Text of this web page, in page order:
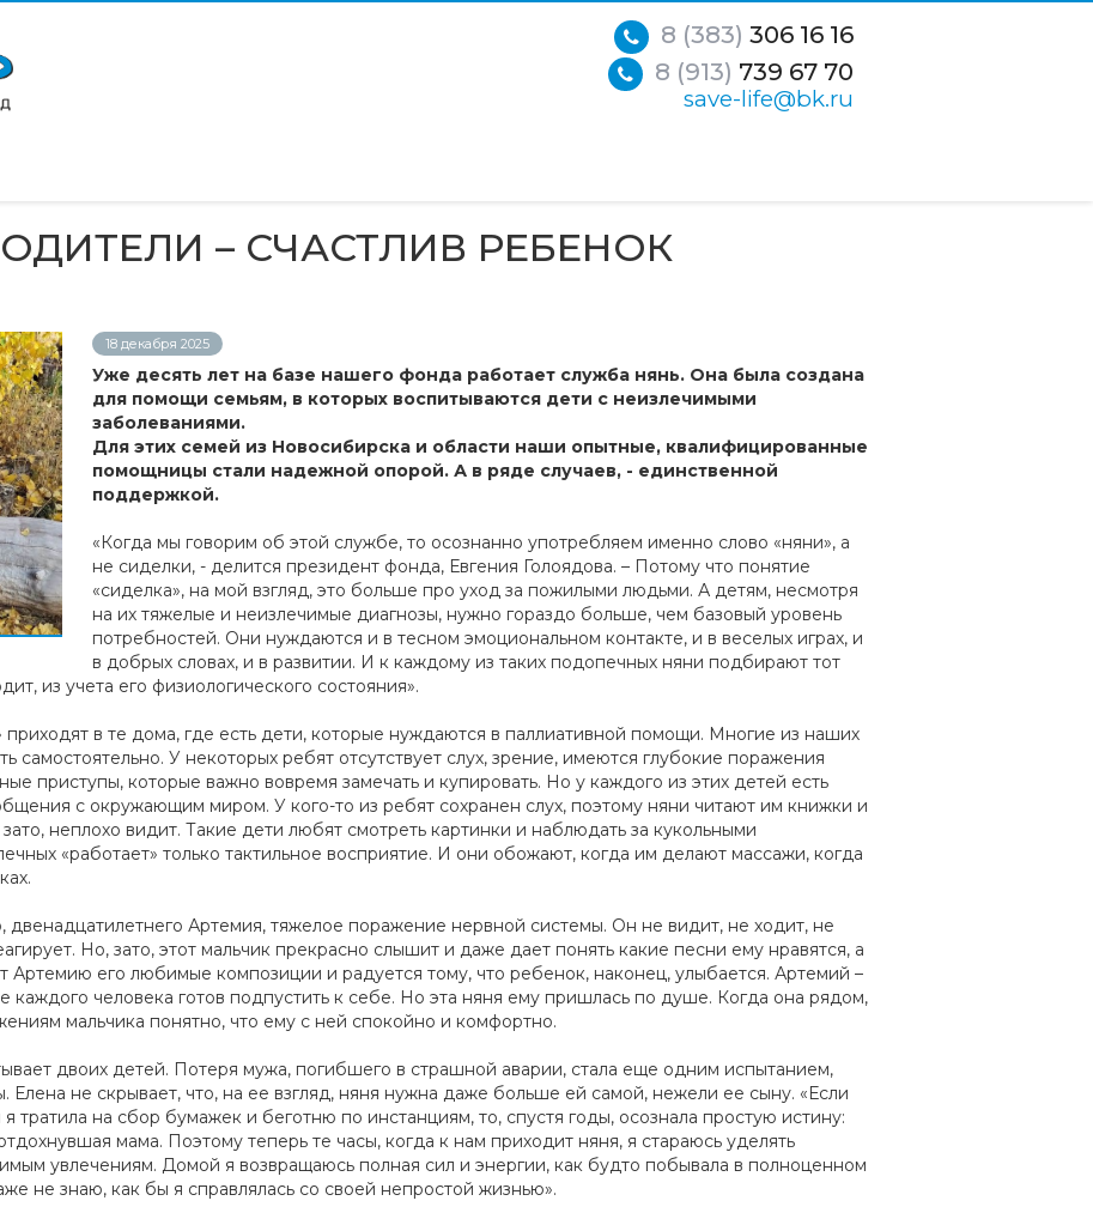
8 (383) 306 16 16
8 (913) 739 67 70
save-life@bk.ru
– СЧАСТЛИВ РЕБЕНОК
18 декабря 2025
Уже десять лет на базе нашего фонда работает служба нянь. Она была создана
для помощи семьям, в которых воспитываются дети с неизлечимыми
заболеваниями.
Для этих семей из Новосибирска и области наши опытные, квалифицированные
помощницы стали надежной опорой. А в ряде случаев, - единственной
поддержкой.
«Когда мы говорим об этой службе, то осознанно употребляем именно слово «няни», а
не сиделки, - делится президент фонда, Евгения Голоядова. – Потому что понятие
«сиделка», на мой взгляд, это больше про уход за пожилыми людьми. А детям, несмотря
на их тяжелые и неизлечимые диагнозы, нужно гораздо больше, чем базовый уровень
потребностей. Они нуждаются и в тесном эмоциональном контакте, и в веселых играх, и
в добрых словах, и в развитии. И к каждому из таких подопечных няни подбирают тот
из учета его физиологического состояния».
в те дома, где есть дети, которые нуждаются в паллиативной помощи. Многие из наших
самостоятельно. У некоторых ребят отсутствует слух, зрение, имеются глубокие поражения
приступы, которые важно вовремя замечать и купировать. Но у каждого из этих детей есть
с окружающим миром. У кого-то из ребят сохранен слух, поэтому няни читают им книжки и
неплохо видит. Такие дети любят смотреть картинки и наблюдать за кукольными
«работает» только тактильное восприятие. И они обожают, когда им делают массажи, когда
Артемия, тяжелое поражение нервной системы. Он не видит, не ходит, не
Но, зато, этот мальчик прекрасно слышит и даже дает понять какие песни ему нравятся, а
Артемию его любимые композиции и радуется тому, что ребенок, наконец, улыбается. Артемий –
каждого человека готов подпустить к себе. Но эта няня ему пришлась по душе. Когда она рядом,
мальчика понятно, что ему с ней спокойно и комфортно.
двоих детей. Потеря мужа, погибшего в страшной аварии, стала еще одним испытанием,
не скрывает, что, на ее взгляд, няня нужна даже больше ей самой, нежели ее сыну. «Если
на сбор бумажек и беготню по инстанциям, то, спустя годы, осознала простую истину:
мама. Поэтому теперь те часы, когда к нам приходит няня, я стараюсь уделять
увлечениям. Домой я возвращаюсь полная сил и энергии, как будто побывала в полноценном
не знаю, как бы я справлялась со своей непростой жизнью».